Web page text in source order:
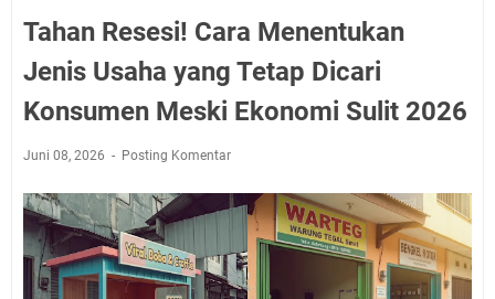
Tahan Resesi! Cara Menentukan
Jenis Usaha yang Tetap Dicari
Konsumen Meski Ekonomi Sulit 2026
Juni 08, 2026 Posting Komentar